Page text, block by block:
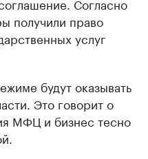
получили право
услуг
будут оказывать
Это говорит о
МФЦ и бизнес тесно